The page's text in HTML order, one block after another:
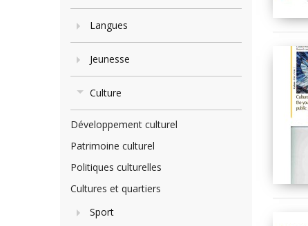
Langues
Jeunesse
Culture
Développement culturel
Patrimoine culturel
Politiques culturelles
Cultures et quartiers
Sport